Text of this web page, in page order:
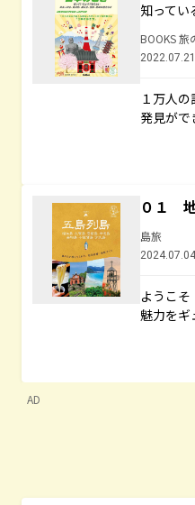
知って
BOOKS 旅
１万人
発見がで
０１
島旅
ようこ
魅力をギ
AD